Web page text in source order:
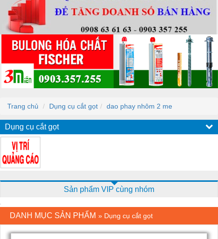
Trang chủ Dụng cụ cắt gọt dao phay nhôm 2 me
Dụng cụ cắt gọt
Sản phẩm VIP cùng nhóm
DANH MỤC SẢN PHẨM » Dụng cụ cắt gọt